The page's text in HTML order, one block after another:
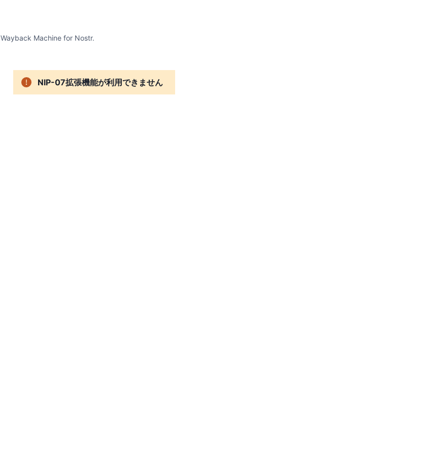
Wayback Machine for Nostr.
NIP-07拡張機能が利用できません